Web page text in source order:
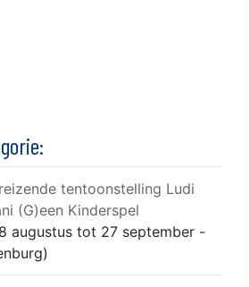
tentoonstelling Ludi
(G)een Kinderspel
augustus tot 27 september -